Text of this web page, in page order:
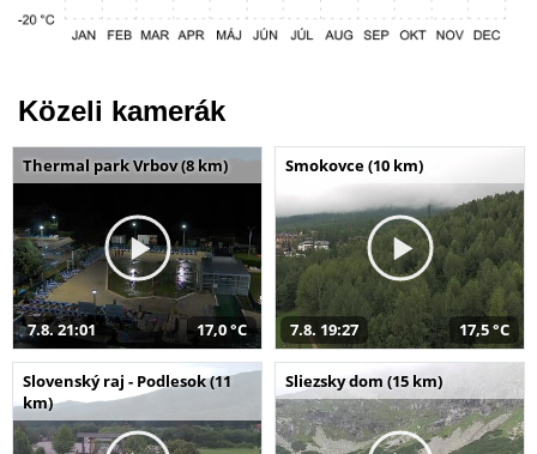
Közeli kamerák
Thermal park Vrbov (8 km)
7.8. 21:01 17,0 °C
Smokovce (10 km)
7.8. 19:27 17,5 °C
Slovenský raj - Podlesok (11
km)
Sliezsky dom (15 km)